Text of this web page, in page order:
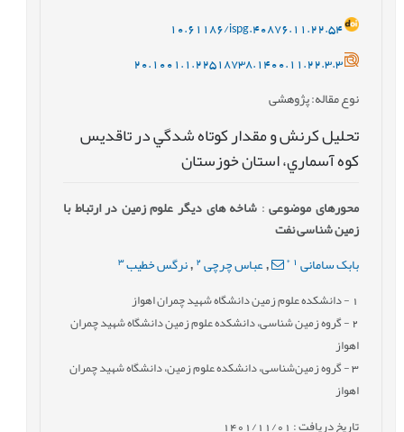
10.61186/ispg.40876.11.22.54
20.1001.1.22518738.1400.11.22.3.3
نوع مقاله: پژوهشی
تحلیل کرنش و مقدار كوتاه شدگي در تاقديس
كوه آسماري، استان خوزستان
محورهای موضوعی: شاخه های دیگر علوم زمین در ارتباط با
زمین شناسی نفت
بابک سامانی *
,عباس چرچی 2
, نرگس خطیب3
- دانشکده علوم زمین دانشگاه شهید چمران اهواز
2- گروه زمین شناسی، دانشکده علوم زمین دانشگاه شهید چمران
اهواز
3- گروه زمین‌شناسی، دانشكده علوم زمين، دانشگاه شهید چمران
اهواز
تاریخ دریافت : 1401/11/01